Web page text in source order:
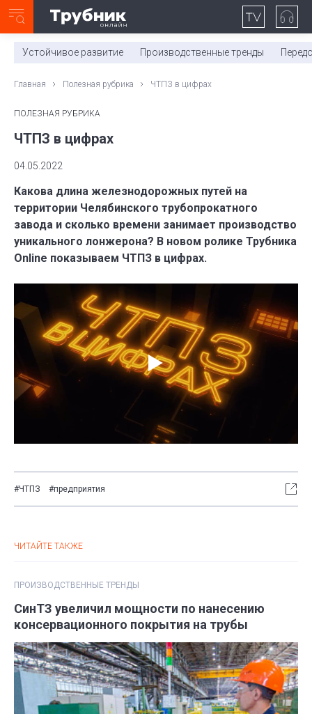
0:00/ 11:03
Устойчивое развитие Производственные тренды
Главная Полезная рубрика ЧТПЗ в цифрах
ПОЛЕЗНАЯ РУБРИКА
ЧТПЗ в цифрах
04.05.2022
Какова длина железнодорожных путей на
территории Челябинского трубопрокатного
завода и сколько времени занимает производство
уникального лонжерона? В новом ролике Трубника
Online показываем ЧТПЗ в цифрах.
#ЧТПЗ #предприятия
ЧИТАЙТЕ ТАКЖЕ
ПРОИЗВОДСТВЕННЫЕ ТРЕНДЫ
СинТЗ увеличил мощности по нанесению
консервационного покрытия на трубы